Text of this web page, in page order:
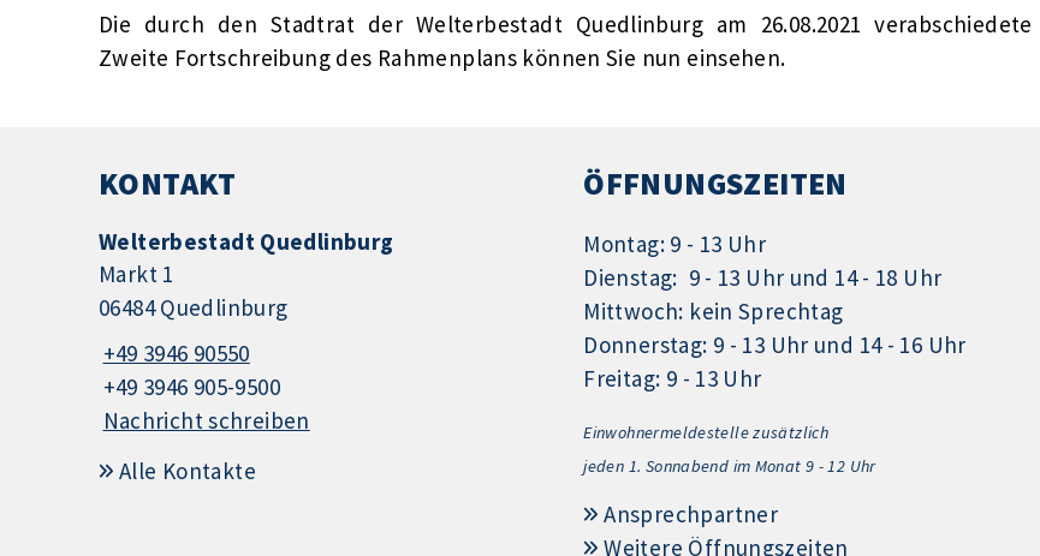
Die durch den Stadtrat der Welterbestadt Quedlinburg am 26.08.2021 verabschiedete
Zweite Fortschreibung des Rahmenplans können Sie nun einsehen.
KONTAKT
Welterbestadt Quedlinburg
Markt 1
06484 Quedlinburg
+49 3946 90550
+49 3946 905-9500
Nachricht schreiben
Alle Kontakte
ÖFFNUNGSZEITEN
Montag: 9 - 13 Uhr
Dienstag: 9 - 13 Uhr und 14 - 18 Uhr
Mittwoch: kein Sprechtag
Donnerstag: 9 - 13 Uhr und 14 - 16 Uhr
Freitag: 9 - 13 Uhr
Einwohnermeldestelle zusätzlich
jeden 1. Sonnabend im Monat 9 - 12 Uhr
Ansprechpartner
Weitere Öffnungszeiten